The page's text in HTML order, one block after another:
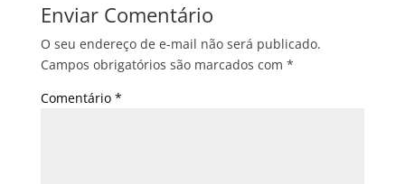
Enviar Comentário
O seu endereço de e-mail não será publicado.
Campos obrigatórios são marcados com *
Comentário *